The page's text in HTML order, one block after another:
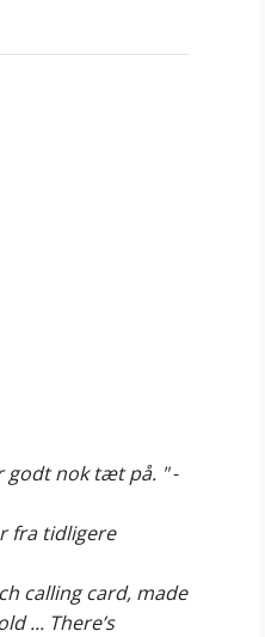
godt nok tæt på. "-
fra tidligere
calling card, made
... There’s